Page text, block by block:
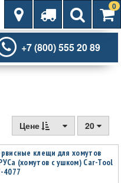
0
+7 (800) 555 20 89
Цене 20
клещи для хомутов
(хомутов с ушком) Car-Tool
4077